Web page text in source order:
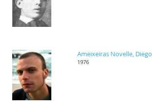
Ameixeiras Novelle, Diego
1976